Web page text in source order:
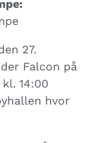
27.
Falcon på
14:00
hvor